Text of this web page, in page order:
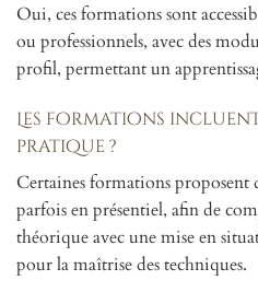
Oui, ces formations sont
ou professionnels, avec des
profil, permettant un
Les formations
pratique ?
Certaines formations proposent
parfois en présentiel, afin de
théorique avec une mise en
pour la maîtrise des techniques.